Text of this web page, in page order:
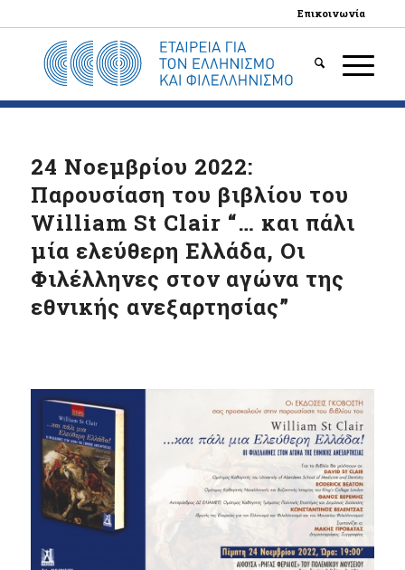
Επικοινωνία
24 Νοεμβρίου 2022:
Παρουσίαση του βιβλίου του
William St Clair “… και πάλι
μία ελεύθερη Ελλάδα, Οι
Φιλέλληνες στον αγώνα της
εθνικής ανεξαρτησίας”